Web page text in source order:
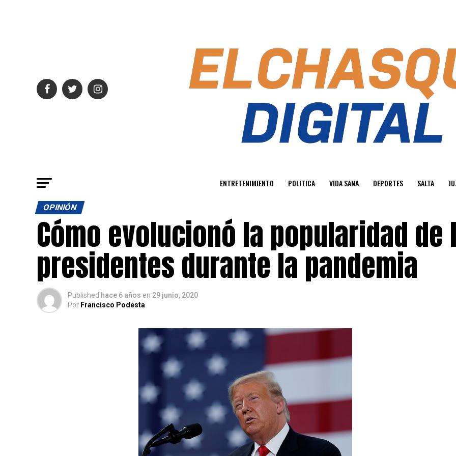
ENTRETENIMIENTO POLITICA VIDA SANA DEPORTES SALTA
OPINIÓN
Cómo evolucionó la popularidad de
presidentes durante la pandemia
Published hace 6 años en 29 junio, 2020
Por Francisco Podesta